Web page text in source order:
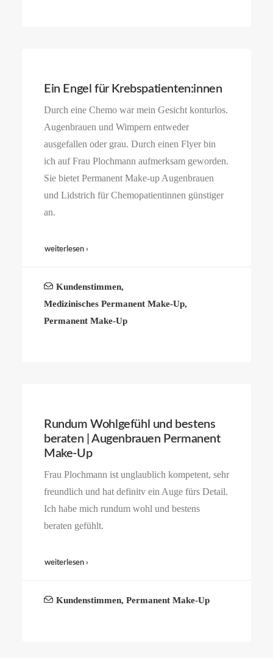
Ein Engel für Krebspatienten:innen
Durch eine Chemo war mein Gesicht konturlos.
Augenbrauen und Wimpern entweder
ausgefallen oder grau. Durch einen Flyer bin
ich auf Frau Plochmann aufmerksam geworden.
Sie bietet Permanent Make-up Augenbrauen
und Lidstrich für Chemopatientinnen günstiger
an.
weiterlesen ›
Kundenstimmen,
Medizinisches Permanent Make-Up,
Permanent Make-Up
Rundum Wohlgefühl und bestens
beraten | Augenbrauen Permanent
Make-Up
Frau Plochmann ist unglaublich kompetent, sehr
freundlich und hat definitv ein Auge fürs Detail.
Ich habe mich rundum wohl und bestens
beraten gefühlt.
weiterlesen ›
Kundenstimmen, Permanent Make-Up